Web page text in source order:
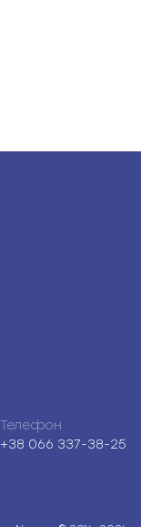
Телефон
+38 066 337-38-25